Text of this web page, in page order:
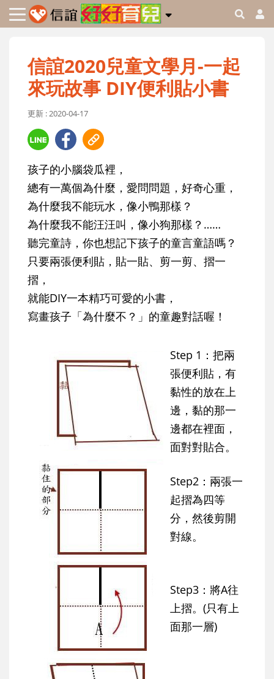
信誼2020兒童文學月-一起
來玩故事 DIY便利貼小書
更新 : 2020-04-17
孩子的小腦袋瓜裡，
總有一萬個為什麼，愛問問題，好奇心重，
為什麼我不能玩水，像小鴨那樣？
為什麼我不能汪汪叫，像小狗那樣？……
聽完童詩，你也想記下孩子的童言童語嗎？
只要兩張便利貼，貼一貼、剪一剪、摺一
摺，
就能DIY一本精巧可愛的小書，
寫畫孩子「為什麼不？」的童趣對話喔！
Step 1：把兩
張便利貼，有
黏性的放在上
邊，黏的那一
邊都在裡面，
面對對貼合。
Step2：兩張一
起摺為四等
分，然後剪開
對線。
Step3：將A往
上摺。(只有上
面那一層)